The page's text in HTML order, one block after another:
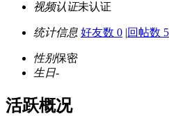
视频认证未认证
统计信息 好友数 0 |回帖数 5
性别保密
生日-
活跃概况